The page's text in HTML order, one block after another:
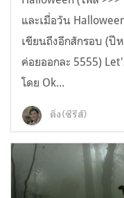
และเมื่อวัน
เขียนถึงอีกสักรอบ (ปี
ค่อยออกละ 5555)
โดย Ok...
ติ่ง(ซีรีส์)